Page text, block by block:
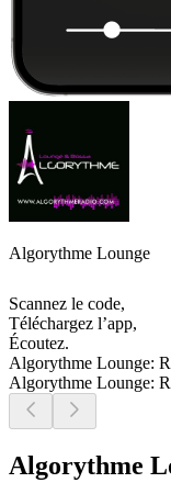
Algorythme Lounge
Scannez le code,
Téléchargez l’app,
Écoutez.
Algorythme Lounge:
Algorythme Lounge:
Algorythme